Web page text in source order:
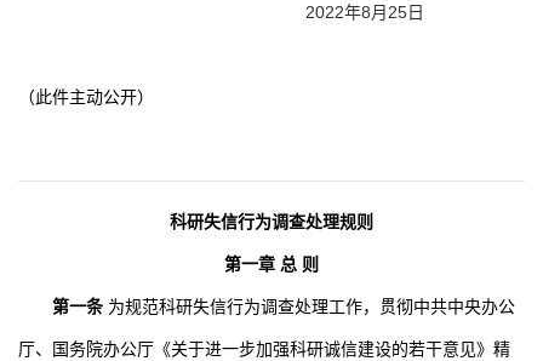
2022年8月 25日
（此件主动公开）
科研失信行为调查处理规则
第一章 总 则
第一条 为规范科研失信行为调查处理工作，贯彻中共中央办公
厅、国务院办公厅《关于进一步加强科研诚信建设的若干意见》精